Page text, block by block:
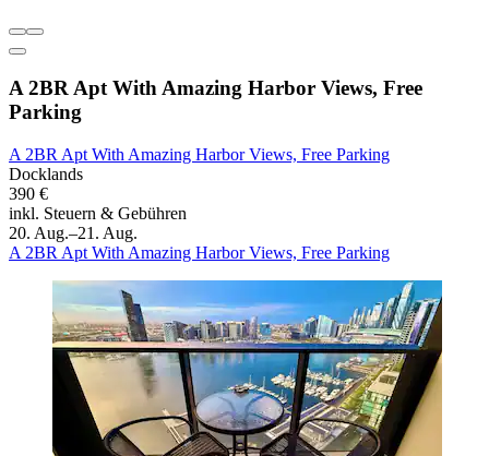
A 2BR Apt With Amazing Harbor Views, Free
Parking
A 2BR Apt With Amazing Harbor Views, Free Parking
Docklands
390 €
inkl. Steuern & Gebühren
20. Aug.–21. Aug.
A 2BR Apt With Amazing Harbor Views, Free Parking